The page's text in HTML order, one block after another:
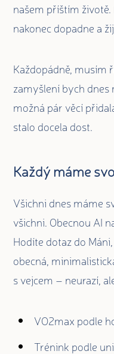
našem příštím
nakonec dopadne a
Každopádně, musím
zamyšlení bych dnes
možná pár věcí
stalo docela dost.
Každý máme
Všichni dnes máme
všichni. Obecnou AI
Hodíte dotaz do
obecná,
s vejcem – neurazí,
VO2max podle
Trénink podle